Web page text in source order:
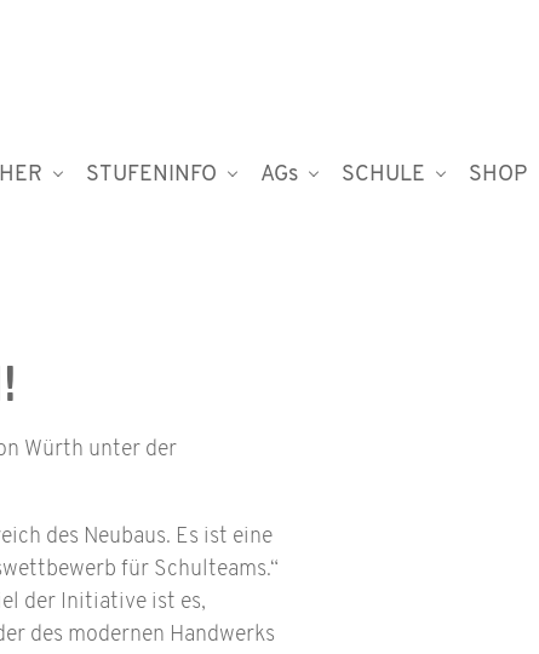
STUFENINFO AGs SCHULE SHOP
Würth unter der
des Neubaus. Es ist eine
für Schulteams.“
der Initiative ist es,
des modernen Handwerks